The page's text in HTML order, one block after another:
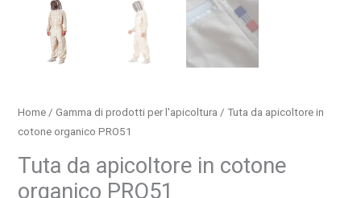
Home /Gamma di prodotti per l'apicoltura / Tuta da apicoltore in
cotone organico PRO51
Tuta da apicoltore in cotone
organico PRO51